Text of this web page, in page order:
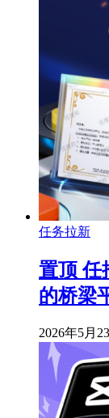
任务拉新
置顶任
的桥梁
2026年5月